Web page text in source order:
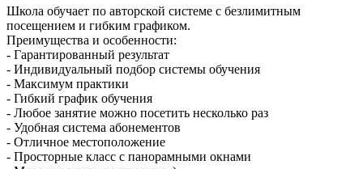
Школа обучает по авторской системе с безлимитным
посещением и гибким графиком.
Преимущества и особенности:
- Гарантированный результат
- Индивидуальный подбор системы обучения
- Максимум практики
- Гибкий график обучения
- Любое занятие можно посетить несколько раз
- Удобная система абонементов
- Отличное местоположение
- Просторные класс с панорамными окнами